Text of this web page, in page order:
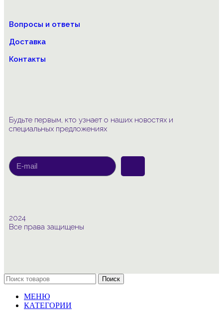
Вопросы и ответы
Доставка
Контакты
Будьте первым, кто узнает о наших новостях и
специальных предложениях
2024
Все права защищены
Поиск
МЕНЮ
КАТЕГОРИИ